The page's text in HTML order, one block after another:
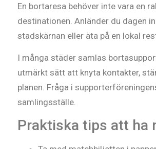
En bortaresa behöver inte vara en
destinationen. Anländer du dagen
stadskärnan eller äta på en lokal
I många städer samlas
utmärkt sätt att knyta kontakter,
planen. Fråga i
samlingsställe.
Praktiska tips att ha